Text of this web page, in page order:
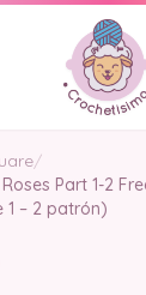
/
Part 1-2
1 – 2 patrón)